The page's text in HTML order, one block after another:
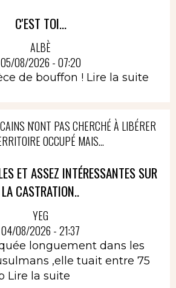
C'EST TOI...
ALBÈ
05/08/2026 - 07:20
de bouffon ! Lire la suite
N'ONT PAS CHERCHÉ À LIBÉRER
OCCUPÉ MAIS...
ET ASSEZ INTÉRESSANTES SUR
LA CASTRATION..
YEG
04/08/2026 - 21:37
longuement dans les
,elle tuait entre 75
Lire la suite